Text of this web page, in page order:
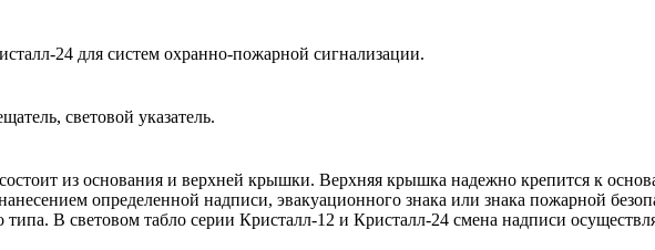
24 для систем охранно-пожарной сигнализации.
световой указатель.
из основания и верхней крышки. Верхняя крышка надежно крепится к
определенной надписи, эвакуационного знака или знака пожарной
В световом табло серии Кристалл-12 и Кристалл-24 смена надписи